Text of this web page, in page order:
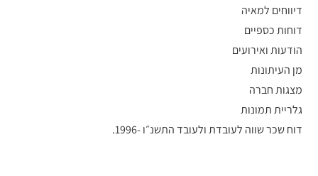
דיווחים למאיה
דוחות כספיים
הודעות ואירועים
מן העיתונות
מצגות חברה
גלריית תמונות
דוח שכר שווה לעובדת ולעובד התשנ״ו -1996.